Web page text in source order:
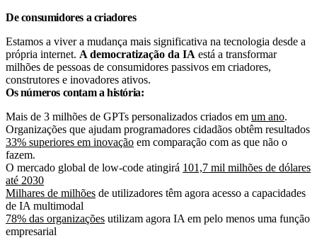
De consumidores a criadores
Estamos a viver a mudança mais significativa na tecnologia desde a
própria internet. A democratização da IA está a transformar
milhões de pessoas de consumidores passivos em criadores,
construtores e inovadores ativos.
Os números contam a história:
Mais de 3 milhões de GPTs personalizados criados em um ano.
Organizações que ajudam programadores cidadãos obtêm resultados
33% superiores em inovação em comparação com as que não o
fazem.
O mercado global de low-code atingirá 101,7 mil milhões de dólares
até 2030
Milhares de milhões de utilizadores têm agora acesso a capacidades
de IA multimodal
78% das organizações utilizam agora IA em pelo menos uma função
empresarial